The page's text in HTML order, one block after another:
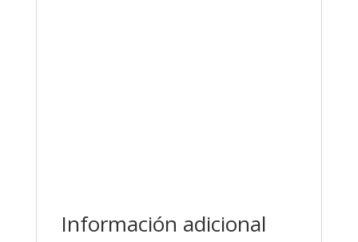
Información adicional